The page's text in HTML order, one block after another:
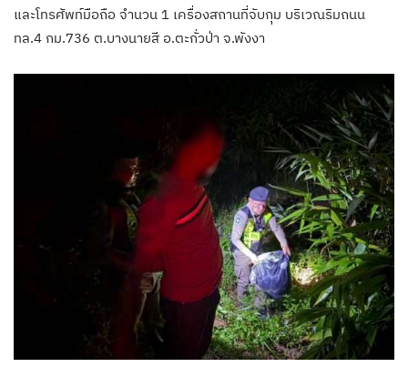
และโทรศัพท์มือถือ จำนวน 1 เครื่องสถานที่จับกุม บริเวณริมถนน
ทล.4 กม.736 ต.บางนายสี อ.ตะกั่วป่า จ.พังงา